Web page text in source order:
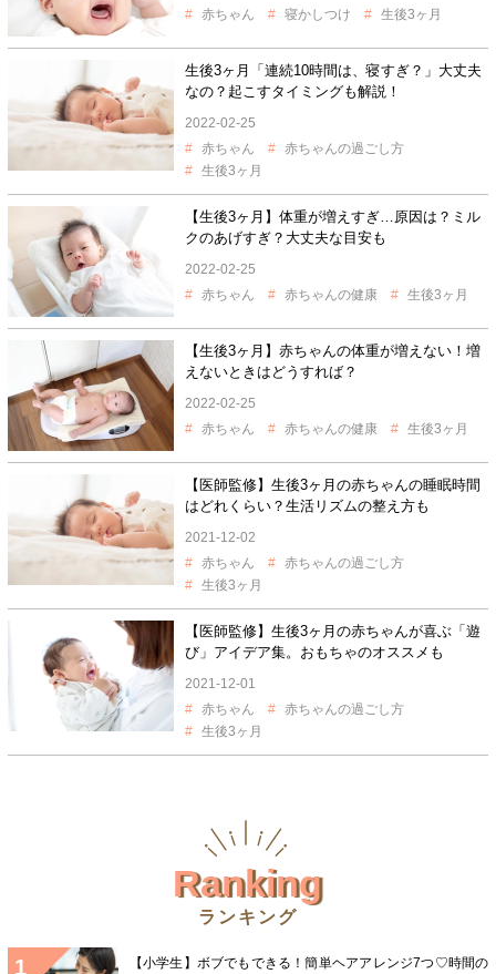
赤ちゃん
寝かしつけ 生後3ヶ月
生後3ヶ月「連続10時間は、寝すぎ？」大丈夫
なの？起こすタイミングも解説！
2022-02-25
赤ちゃん
赤ちゃんの過ごし方
生後3ヶ月
【生後3ヶ月】体重が増えすぎ…原因は？ミル
クのあげすぎ？大丈夫な目安も
2022-02-25
赤ちゃん
赤ちゃんの健康 生後3ヶ月
【生後3ヶ月】赤ちゃんの体重が増えない！増
えないときはどうすれば？
2022-02-25
赤ちゃん
赤ちゃんの健康 生後3ヶ月
【医師監修】生後3ヶ月の赤ちゃんの睡眠時間
はどれくらい？生活リズムの整え方も
2021-12-02
赤ちゃん
赤ちゃんの過ごし方
生後3ヶ月
【医師監修】生後3ヶ月の赤ちゃんが喜ぶ「遊
び」アイデア集。おもちゃのオススメも
2021-12-01
赤ちゃん
赤ちゃんの過ごし方
生後3ヶ月
Ranking
ランキング
【小学生】ボブでもできる！簡単ヘアアレンジ7つ♡時間の